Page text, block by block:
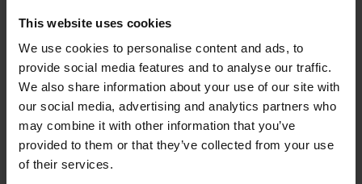
This website uses cookies
We use cookies to personalise content and ads, to
provide social media features and to analyse our traffic.
We also share information about your use of our site with
our social media, advertising and analytics partners who
may combine it with other information that you’ve
provided to them or that they’ve collected from your use
of their services.
4 juni 2026
Mentale gezondheid op het werk:
verder kijken dan de cijfers